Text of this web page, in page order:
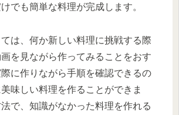
でも簡単な料理が完成します。
は、何か新しい料理に挑戦する際
を見ながら作ってみることをおす
に作りながら手順を確認できるの
味しい料理を作ることができま
で、知識がなかった料理を作れる